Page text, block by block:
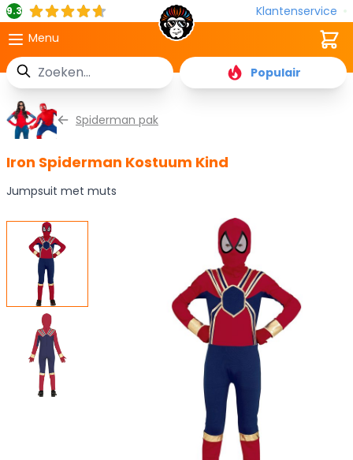
9.3
Klantenservice
Menu
Zoek
Populair
Cart
Spiderman pak
Iron Spiderman Kostuum Kind
Jumpsuit met muts